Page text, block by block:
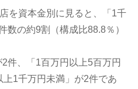
を資本金別に見ると、「1千
数の約9割（構成比88.8％）
件、「1百万円以上5百万円
1千万円未満」が2件であ